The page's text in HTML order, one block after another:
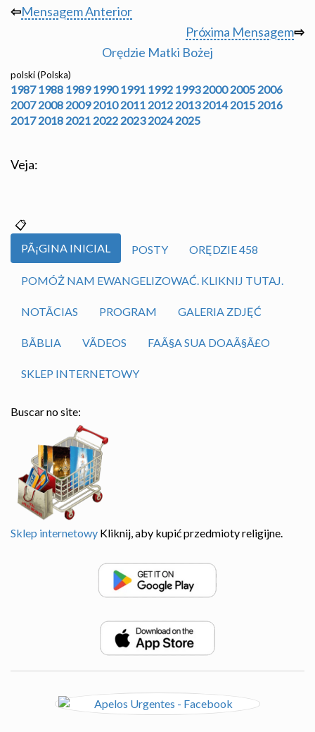
⇦Mensagem Anterior
Próxima Mensagem⇨
Orędzie Matki Bożej
polski (Polska)
1987 1988 1989 1990 1991 1992 1993 2000 2005 2006
2007 2008 2009 2010 2011 2012 2013 2014 2015 2016
2017 2018 2021 2022 2023 2024 2025
Veja:
PÃ¡GINA INICIAL POSTY ORĘDZIE 458
POMÓŻ NAM EWANGELIZOWAĆ. KLIKNIJ TUTAJ.
NOTÃ­CIAS PROGRAM GALERIA ZDJĘĆ
BÃ­BLIA VÃ­DEOS FAÃ§A SUA DOAÃ§Ã£O
SKLEP INTERNETOWY
Buscar no site:
Sklep internetowy Kliknij, aby kupić przedmioty religijne.